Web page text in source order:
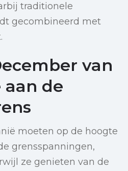
traditionele
gecombineerd met
van
de
moeten op de hoogte
grensspanningen,
ze genieten van de